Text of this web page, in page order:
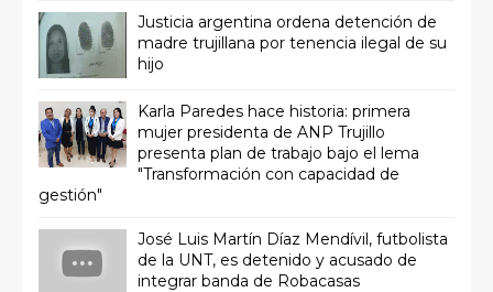
Justicia argentina ordena detención de
madre trujillana por tenencia ilegal de su
hijo
Karla Paredes hace historia: primera
mujer presidenta de ANP Trujillo
presenta plan de trabajo bajo el lema
"Transformación con capacidad de
gestión"
José Luis Martín Díaz Mendívil, futbolista
de la UNT, es detenido y acusado de
integrar banda de Robacasas